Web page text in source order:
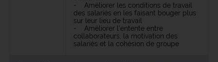
- Améliorer les conditions de travail
des salariés en les faisant bouger plus
sur leur lieu de travail
- Améliorer l'entente entre
collaborateurs, la motivation des
salariés et la cohésion de groupe